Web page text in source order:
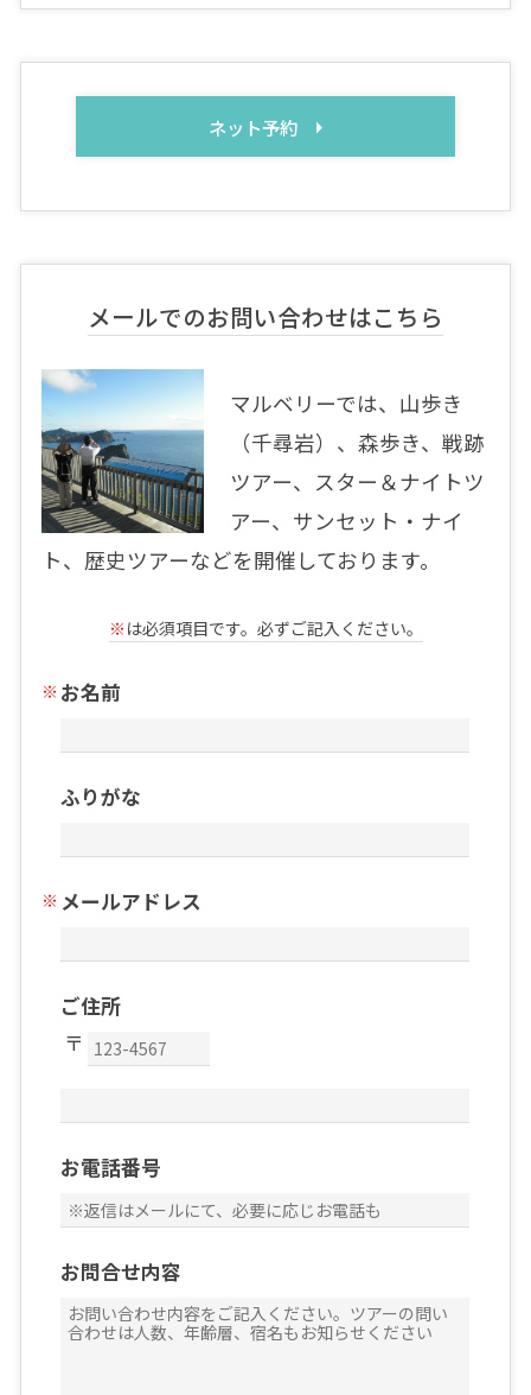
ネット予約
メールでのお問い合わせはこちら
マルベリーでは、山歩き
（千尋岩）、森歩き、戦跡
ツアー、スター＆ナイトツ
アー、サンセット・ナイ
ト、歴史ツアーなどを開催しております。
※ は必須項目です。必ずご記入ください。
お名前
ふりがな
メールアドレス
ご住所
お電話番号
お問合せ内容